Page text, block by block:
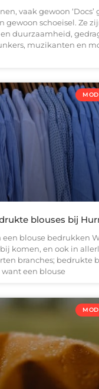
vaak gewoon ‘Docs’
gewoon schoeisel. Ze
en duurzaamheid,
muzikanten en
blouses bij
een blouse bedrukken
komen, en ook in
branches; bedrukte
want een blouse